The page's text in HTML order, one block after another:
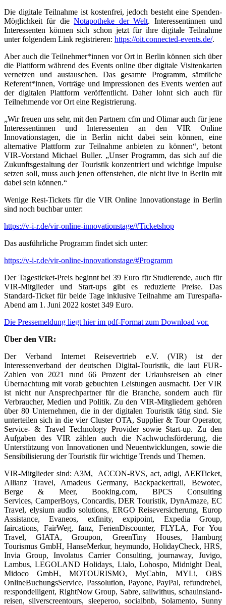
Die digitale Teilnahme ist kostenfrei, jedoch besteht eine Spenden-
Möglichkeit für dieNotapotheke der Welt. Interessentinnen und
Interessenten können sich schon jetzt für ihre digitale Teilnahme
unter folgendem Link registrieren: https://oit.connected-events.de/.
Aber auch die Teilnehmer*innen vor Ort in Berlin können sich über
die Plattform während des Events online über digitale Visitenkarten
vernetzen und austauschen. Das gesamte Programm, sämtliche
Referent*innen, Vorträge und Impressionen des Events werden auf
der digitalen Plattform veröffentlicht. Daher lohnt sich auch für
Teilnehmende vor Ort eine Registrierung.
„Wir freuen uns sehr, mit den Partnern cfm und Olimar auch für jene
Interessentinnen und Interessenten an den VIR Online
Innovationstagen, die in Berlin nicht dabei sein können, eine
alternative Plattform zur Teilnahme anbieten zu können“, betont
VIR-Vorstand Michael Buller. „Unser Programm, das sich auf die
Zukunftsgestaltung der Touristik konzentriert und wichtige Impulse
setzen soll, muss auch jenen offenstehen, die nicht live in Berlin mit
dabei sein können.“
Wenige Rest-Tickets für die VIR Online Innovationstage in Berlin
sind noch buchbar unter:
https://v-i-r.de/vir-online-innovationstage/#Ticketshop
Das ausführliche Programm findet sich unter:
https://v-i-r.de/vir-online-innovationstage/#Programm
Der Tagesticket-Preis beginnt bei 39 Euro für Studierende, auch für
VIR-Mitglieder und Start-ups gibt es reduzierte Preise. Das
Standard-Ticket für beide Tage inklusive Teilnahme am Turespaña-
Abend am 1. Juni 2022 kostet 349 Euro.
Die Pressemeldung liegt hier im pdf-Format zum Download vor.
Über den VIR:
Der Verband Internet Reisevertrieb e.V. (VIR) ist der
Interessenverband der deutschen Digital-Touristik, die laut FUR-
Zahlen von 2021 rund 66 Prozent der Urlaubsreisen ab einer
Übernachtung mit vorab gebuchten Leistungen ausmacht. Der VIR
ist nicht nur Ansprechpartner für die Branche, sondern auch für
Verbraucher, Medien und Politik. Zu den VIR-Mitgliedern gehören
über 80 Unternehmen, die in der digitalen Touristik tätig sind. Sie
unterteilen sich in die vier Cluster OTA, Supplier & Tour Operator,
Service- & Travel Technology Provider sowie Start-up. Zu den
Aufgaben des VIR zählen auch die Nachwuchsförderung, die
Unterstützung von Innovationen und Neuentwicklungen, sowie die
Sensibilisierung der Touristik für wichtige Trends und Themen.
VIR-Mitglieder sind: A3M, ACCON-RVS, act, adigi, AERTicket,
Allianz Travel, Amadeus Germany, Backpackertrail, Bewotec,
Berge & Meer, Booking.com, BPCS Consulting
Services, CamperBoys, Concardis, DER Touristik, DynAmaze, EC
Travel, elysium audio solutions, ERGO Reiseversicherung, Europ
Assistance, Evaneos, exfinity, expipoint, Expedia Group,
faircations, FairWeg, fanz, FerienDiscounter, FLYLA, For You
Travel, GIATA, Groupon, GreenTiny Houses, Hamburg
Tourismus GmbH, HanseMerkur, heymundo, HolidayCheck, HRS,
Invia Group, Involatus Carrier Consulting, journaway, Juvigo,
Lambus, LEGOLAND Holidays, Lialo, Lohospo, Midnight Deal,
Midoco GmbH, MOTOURISMO, MyCabin, MYLi, OBS
OnlineBuchungsService, Passolution, Payone, PayPal, refundrebel,
re:spondelligent, RightNow Group, Sabre, sailwithus, schauinsland-
reisen, silverscreentours, sleeperoo, socialbnb, Solamento, Sunny